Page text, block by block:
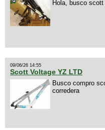
Hola, busco
09/06/26 14:55
Scott Voltage YZ LTD
Busco compro
corredera